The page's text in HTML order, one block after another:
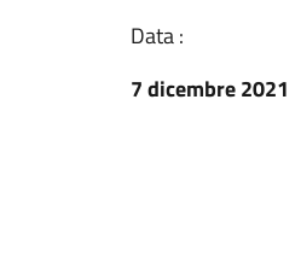
Data :
7 dicembre 2021